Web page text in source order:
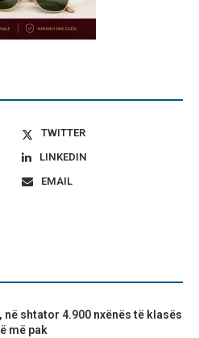
TWITTER
LINKEDIN
EMAIL
në shtator 4.900 nxënës të klasës
më pak